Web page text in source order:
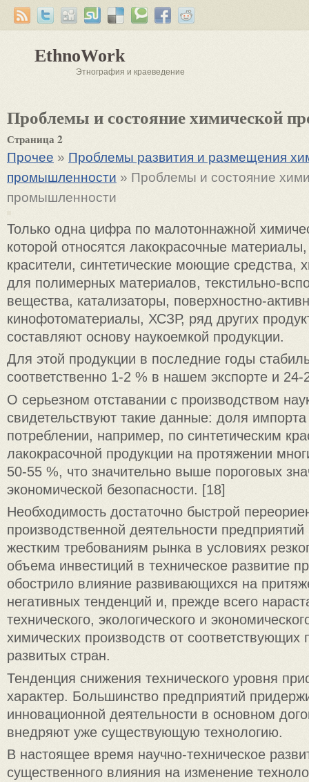
EthnoWork
Этнография и краеведение
Проблемы и состояние химической
Страница 2
Прочее » Проблемы развития и размещения
промышленности » Проблемы и состояние
промышленности
Только одна цифра по малотоннажной
которой относятся лакокрасочные материалы,
красители, синтетические моющие средства,
для полимерных материалов, текстильно-
вещества, катализаторы, поверхностно-
кинофотоматериалы, ХСЗР, ряд других
составляют основу наукоемкой продукции.
Для этой продукции в последние годы
соответственно 1-2 % в нашем экспорте и
О серьезном отставании с производством
свидетельствуют такие данные: доля
потреблении, например, по синтетическим
лакокрасочной продукции на протяжении
50-55 %, что значительно выше пороговых
экономической безопасности. [18]
Необходимость достаточно быстрой
производственной деятельности
жестким требованиям рынка в условиях
объема инвестиций в техническое развитие
обострило влияние развивающихся на
негативных тенденций и, прежде всего
технического, экологического и
химических производств от соответствующих
развитых стран.
Тенденция снижения технического уровня
характер. Большинство предприятий
инновационной деятельности в основном
внедряют уже существующую технологию.
В настоящее время научно-техническое
существенного влияния на изменение